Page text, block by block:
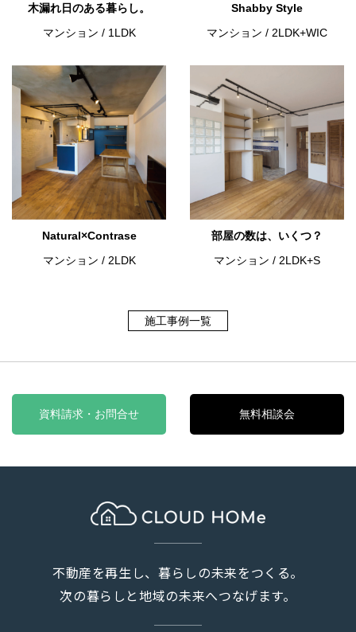
木漏れ日のある暮らし。
マンション / 1LDK
Shabby Style
マンション / 2LDK+WIC
Natural×Contrase
マンション / 2LDK
部屋の数は、いくつ？
マンション / 2LDK+S
施工事例一覧
資料請求・お問合せ 無料相談会
不動産を再生し、暮らしの未来をつくる。
次の暮らしと地域の未来へつなげます。